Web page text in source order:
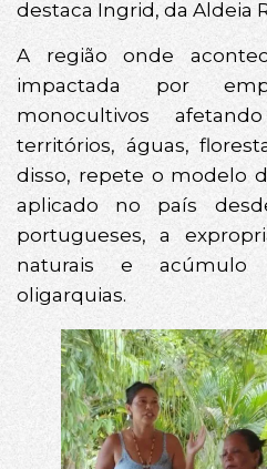
destaca Ingrid, da Aldeia
A região onde
impactada por
monocultivos
territórios, águas,
disso, repete o modelo
aplicado no país
portugueses, a
naturais e
oligarquias.